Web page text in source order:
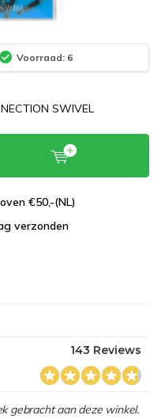
Voorraad: 6
SWIVEL
€50,-(NL)
verzonden
143 Reviews
gebracht aan deze winkel.